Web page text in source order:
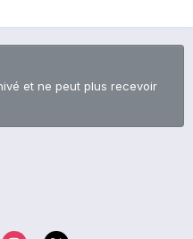
et ne peut plus recevoir